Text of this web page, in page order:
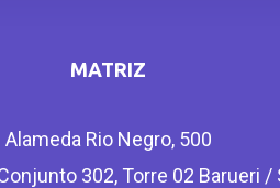
MATRIZ
Alameda Rio Negro, 500
302, Torre 02 Barueri /